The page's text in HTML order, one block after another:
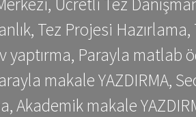
Tez Projesi
yaptırma, Parayla matlab
makale YAZDIRMA,
Akademik makale